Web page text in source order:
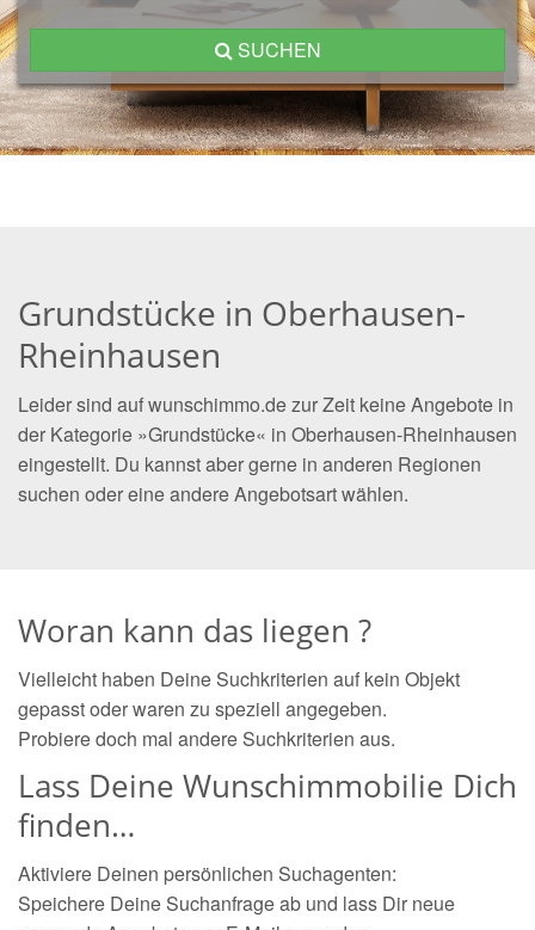
SUCHEN
Grundstücke in Oberhausen-
Rheinhausen
Leider sind auf wunschimmo.de zur Zeit keine Angebote in
der Kategorie »Grundstücke« in Oberhausen-Rheinhausen
eingestellt. Du kannst aber gerne in anderen Regionen
suchen oder eine andere Angebotsart wählen.
Woran kann das liegen ?
Vielleicht haben Deine Suchkriterien auf kein Objekt
gepasst oder waren zu speziell angegeben.
Probiere doch mal andere Suchkriterien aus.
Lass Deine Wunschimmobilie Dich
finden…
Aktiviere Deinen persönlichen Suchagenten:
Speichere Deine Suchanfrage ab und lass Dir neue